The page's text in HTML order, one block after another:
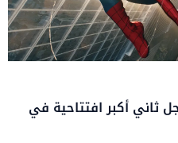
ثاني أكبر افتتاحية في